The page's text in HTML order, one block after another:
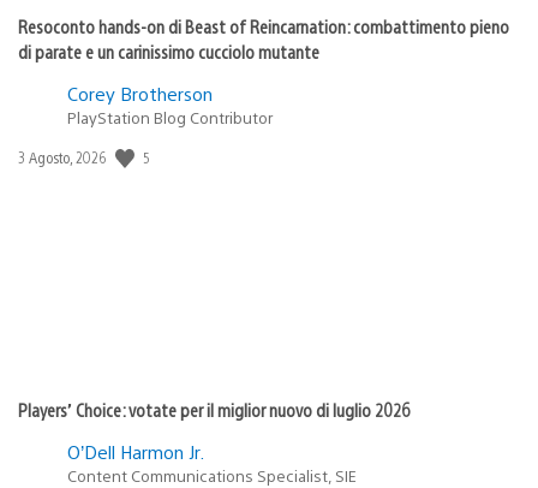
Resoconto hands-on di Beast of Reincarnation: combattimento pieno
di parate e un carinissimo cucciolo mutante
Corey Brotherson
PlayStation Blog Contributor
Data
3 Agosto, 2026 5
Players’ Choice: votate per il miglior nuovo di luglio 2026
O’Dell Harmon Jr.
Content Communications Specialist, SIE